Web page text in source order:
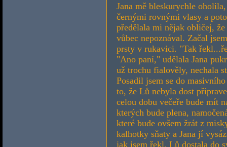
Jana mě bleskurychle
černými rovnými vlasy a
předělala mi nějak obličej,
vůbec nepoznával. Začal
prsty v rukavici. "Tak
"Ano paní," udělala Jana
už trochu fialověly, nechala
Posadil jsem se do
to, že Lů nebyla dost
celou dobu večeře bude mít
kterých bude plena,
které bude ovšem žrát z
kalhotky sňaty a Jana jí
jak jsem řekl. Lů dostala do